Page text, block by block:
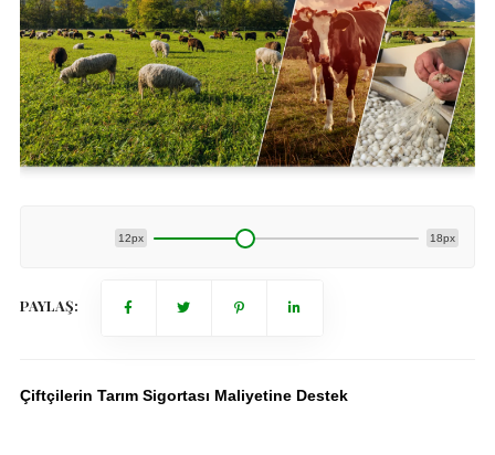
12px 18px
PAYLAŞ:
Çiftçilerin Tarım Sigortası Maliyetine Destek